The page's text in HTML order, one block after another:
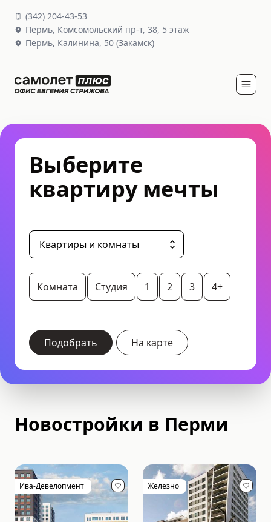
(342) 204-43-53
Пермь, Комсомольский пр-т, 38, 5 этаж
Пермь, Калинина, 50 (Закамск)
Выберите
квартиру мечты
Квартиры и комнаты
Комната Студия 1 2 3 4+
Подобрать На карте
Новостройки в Перми
Ива-Девелопмент Железно